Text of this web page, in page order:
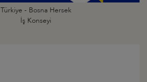
Türkiye - Bosna Hersek
İş Konseyi